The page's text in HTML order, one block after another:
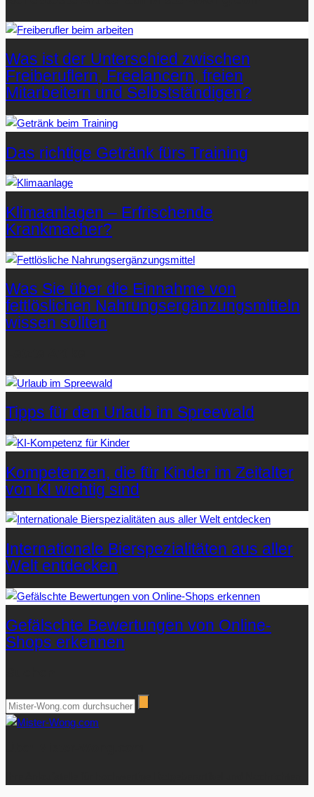
Was ist der Unterschied zwischen
Freiberuflern, Freelancern, freien
Mitarbeitern und Selbstständigen?
Das richtige Getränk fürs Training
Klimaanlagen – Erfrischende
Krankmacher?
Was Sie über die Einnahme von
fettlöslichen Nahrungsergänzungsmitteln
wissen sollten
Tipps für den Urlaub im Spreewald
Kompetenzen, die für Kinder im Zeitalter
von KI wichtig sind
Internationale Bierspezialitäten aus aller
Welt entdecken
Gefälschte Bewertungen von Online-
Shops erkennen